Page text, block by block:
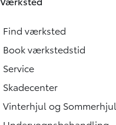
Find værksted
Book værkstedstid
Service
Skadecenter
Vinterhjul og Sommerhjul